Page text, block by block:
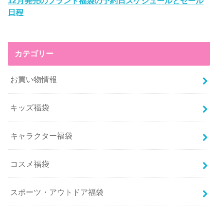
日程
カテゴリー
お買い物情報
キッズ福袋
キャラクター福袋
コスメ福袋
スポーツ・アウトドア福袋